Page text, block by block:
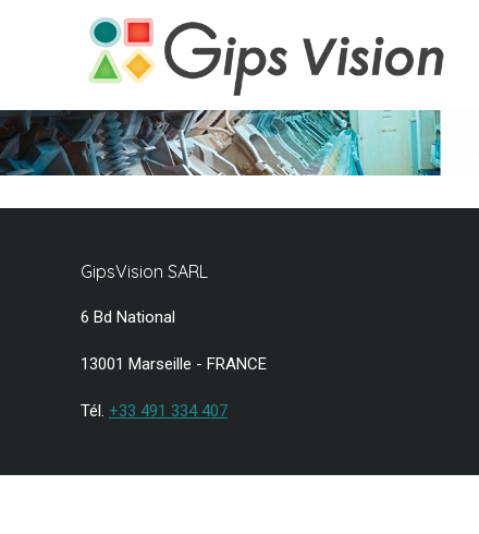
GipsVision SARL
6 Bd National
13001 Marseille - FRANCE
Tél. +33 491 334 407